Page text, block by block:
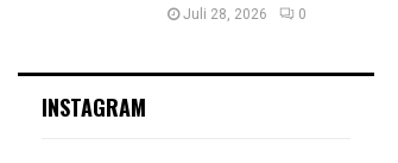
Juli 28, 2026 0
INSTAGRAM